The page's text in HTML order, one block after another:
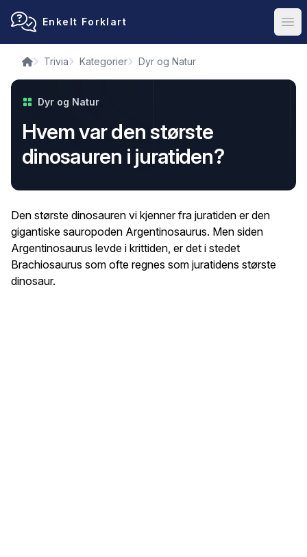
Enkelt Forklart
Trivia Kategorier Dyr og Natur
Dyr og Natur
Hvem var den største
dinosauren i juratiden?
Den største dinosauren vi kjenner fra juratiden er den
gigantiske sauropoden Argentinosaurus. Men siden
Argentinosaurus levde i krittiden, er det i stedet
Brachiosaurus som ofte regnes som juratidens største
dinosaur.